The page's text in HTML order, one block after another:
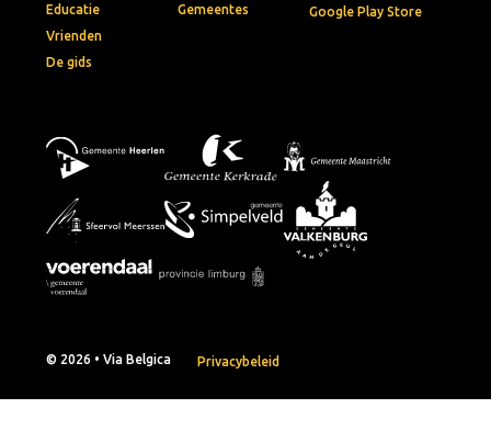
Google Play Store
Educatie
Vrienden
De gids
Gemeentes
© 2026 • Via Belgica Privacybeleid